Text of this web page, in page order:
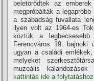
beletörődtek az
megpróbálták a
a szabadság fuvallata
ilyen volt az 1964-es
köztük a
Ferencváros 19. bajnoki
ugyan a családi
melyeket
muzeális
kattintás ide a